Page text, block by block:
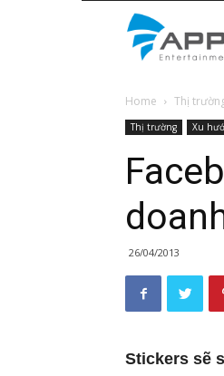
Home Thị
Thị trường Xu
26/04/2013
Stickers sẽ